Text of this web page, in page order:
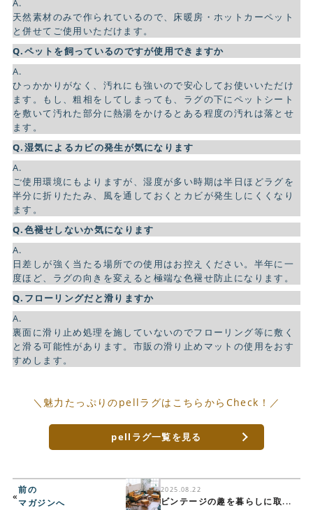
A.
天然素材のみで作られているので、床暖房・ホットカーペット
と併せてご使用いただけます。
Q.ペットを飼っているのですが使用できますか
A.
ひっかかりがなく、汚れにも強いので安心してお使いいただけ
ます。もし、粗相をしてしまっても、ラグの下にペットシート
を敷いて汚れた部分に熱湯をかけるとある程度の汚れは落とせ
ます。
Q.湿気によるカビの発生が気になります
A.
ご使用環境にもよりますが、湿度が多い時期は半日ほどラグを
半分に折りたたみ、風を通しておくとカビが発生しにくくなり
ます。
Q.色褪せしないか気になります
A.
日差しが強く当たる場所での使用はお控えください。半年に一
度ほど、ラグの向きを変えると極端な色褪せ防止になります。
Q.フローリングだと滑りますか
A.
裏面に滑り止め処理を施していないのでフローリング等に敷く
と滑る可能性があります。市販の滑り止めマットの使用をおす
すめします。
＼魅力たっぷりのpellラグはこちらからCheck！／
pellラグ一覧を見る
2025.08.22
ビンテージの趣を暮らしに取...
«
前の
マガジンへ